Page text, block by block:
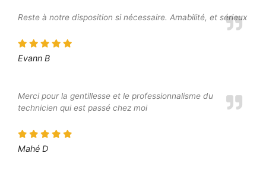
Reste à notre disposition si nécessaire. Amabilité, et sérieux
Evann B
Merci pour la gentillesse et le professionnalisme du
technicien qui est passé chez moi
Mahé D